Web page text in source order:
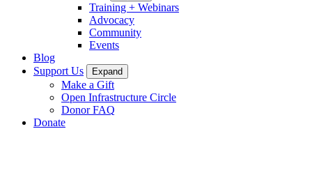
Training + Webinars
Advocacy
Community
Events
Blog
Support Us
Expand
Make a Gift
Open Infrastructure Circle
Donor FAQ
Donate